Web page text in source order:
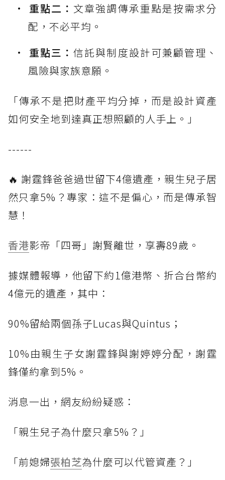
重點二： 文章強調傳承重點是按需求分
配，不必平均。
重點三：信託與制度設計可兼顧管理、
風險與家族意願。
「傳承不是把財產平均分掉，而是設計資產
如何安全地到達真正想照顧的人手上。」
------
🔥 謝霆鋒爸爸過世留下4億遺產，親生兒子居
然只拿5%？專家：這不是偏心，而是傳承智
慧！
香港影帝「四哥」謝賢離世，享壽89歲。
據媒體報導，他留下約1億港幣、折合台幣約
4億元的遺產，其中：
90%留給兩個孫子Lucas與Quintus；
10%由親生子女謝霆鋒與謝婷婷分配，謝霆
鋒僅約拿到5%。
消息一出，網友紛紛疑惑：
「親生兒子為什麼只拿5%？」
「前媳婦張柏芝為什麼可以代管資產？」